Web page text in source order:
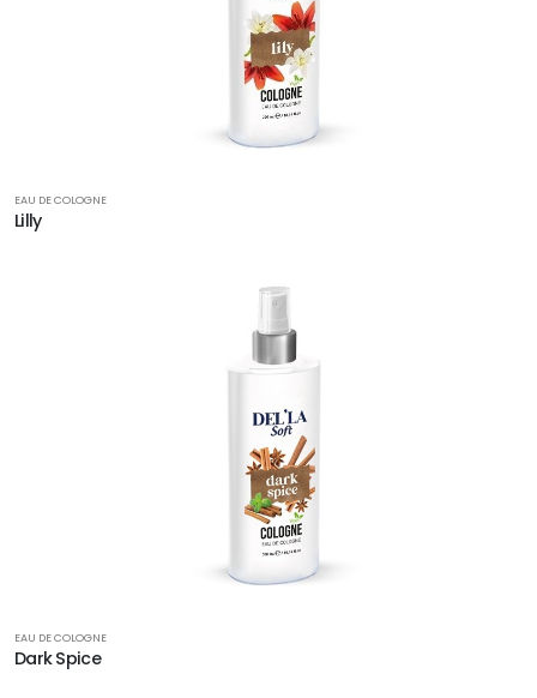
EAU DE COLOGNE
Lilly
EAU DE COLOGNE
Dark Spice